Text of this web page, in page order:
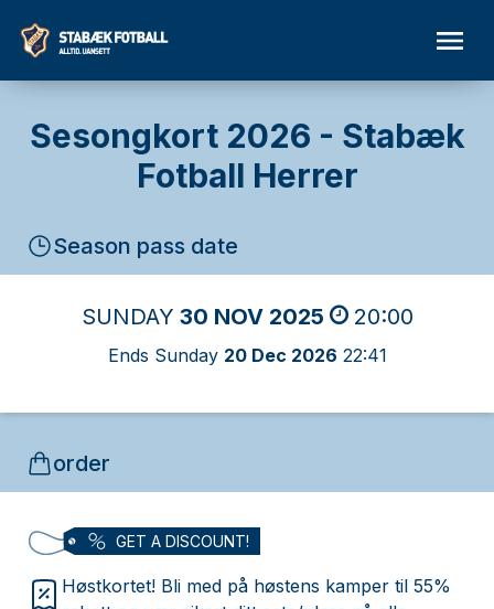
Sesongkort 2026 - Stabæk
Fotball Herrer
Season pass date
SUNDAY 30 NOV 2025 20:00
Ends Sunday 20 Dec 2026 22:41
order
GET A DISCOUNT!
Høstkortet! Bli med på høstens kamper til 55%